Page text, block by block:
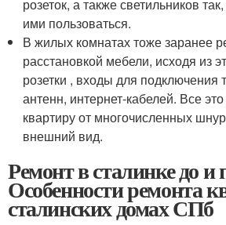
розеток, а также светильников
ими пользоваться.
В жилых комнатах тоже заранее
расстановкой мебели, исходя из
розетки , входы для подключения
антенн, интернет-кабелей. Все
квартиру от многочисленных
внешний вид.
Ремонт в сталинке до и
Особенности ремонта
сталинских домах СПб